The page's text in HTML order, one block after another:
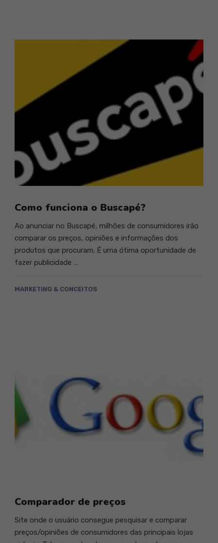
Como funciona o Buscapé?
Ao anunciar no Buscapé, milhões de consumidores irão
comparar os preços, opiniões e informações dos
produtos que procuram. É uma ótima oportunidade de
fazer publicidade …
MARKETING & CONCEITOS
Comparador de preços
Site onde o usuário consegue pesquisar e comparar
preços/opiniões de consumidores das principais lojas